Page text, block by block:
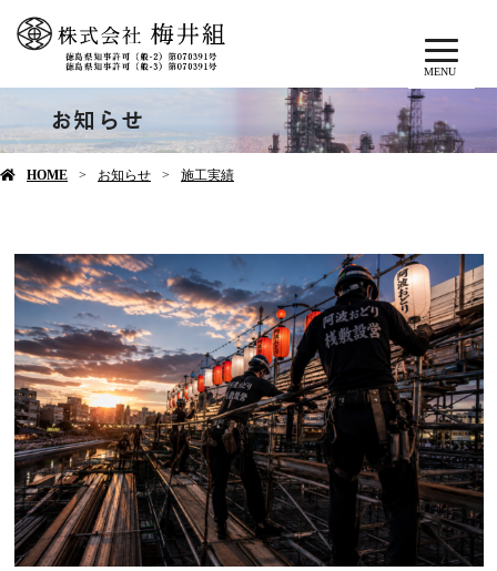
MENU
お知らせ
HOME お知らせ 施工実績